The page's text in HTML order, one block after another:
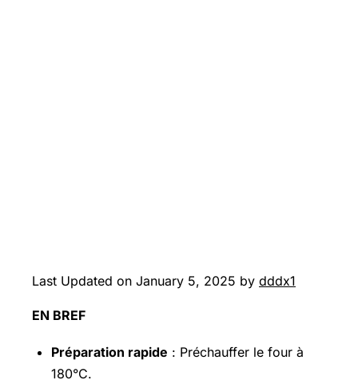
Last Updated on January 5, 2025 by dddx1
EN BREF
Préparation rapide : Préchauffer le four à
180°C.